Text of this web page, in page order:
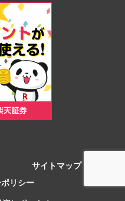
サイトマップ
リシー